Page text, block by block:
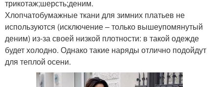
трикотаж;шерсть;деним.
Хлопчатобумажные ткани для зимних платьев не
используются (исключение – только вышеупомянутый
деним) из-за своей низкой плотности: в такой одежде
будет холодно. Однако такие наряды отлично подойдут
для теплой осени.